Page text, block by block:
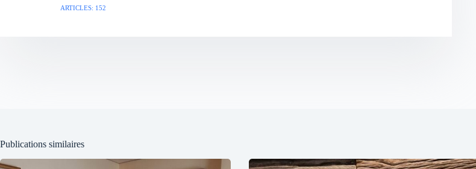
ARTICLES: 152
Publications similaires